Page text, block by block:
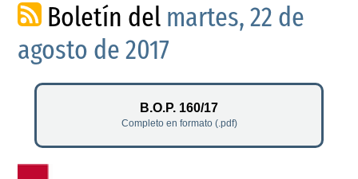
Boletín del martes, 22 de
agosto de 2017
B.O.P. 160/17
Completo en formato (.pdf)